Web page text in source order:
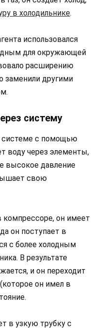
в холодильнике.
использовался
для окружающей
расширению
заменили другими
систему
системе с помощью
воду через элементы,
высокое давление
свою
компрессоре, он имеет
он поступает в
с более холодным
В результате
и он переходит
он имел в
в узкую трубку с